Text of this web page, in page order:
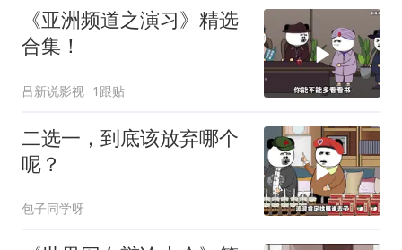
《亚洲频道之演习》精选
合集！
吕新说影视 1跟贴
二选一，到底该放弃哪个
呢？
包子同学呀